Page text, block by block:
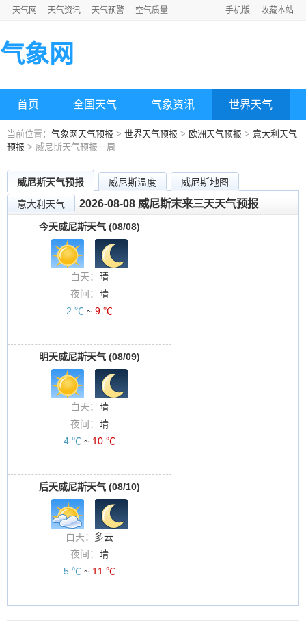
天气网 天气资讯 天气预警 空气质量 手机版 收藏本站
气象网
首页 全国天气 气象资讯 世界天气
当前位置： 气象网天气预报 > 世界天气预报 > 欧洲天气预报 > 意大利天气
预报 > 威尼斯天气预报一周
威尼斯天气预报 威尼斯温度
威尼斯地图
意大利天气
2026-08-08 威尼斯末来三天天气预报
今天威尼斯天气 (08/08)
白天：
晴
夜间：
晴
2 ℃ ~ 9 ℃
明天威尼斯天气 (08/09)
白天：
晴
夜间：
晴
4 ℃ ~ 10 ℃
后天威尼斯天气 (08/10)
白天： 多云
夜间：
晴
5 ℃ ~ 11 ℃